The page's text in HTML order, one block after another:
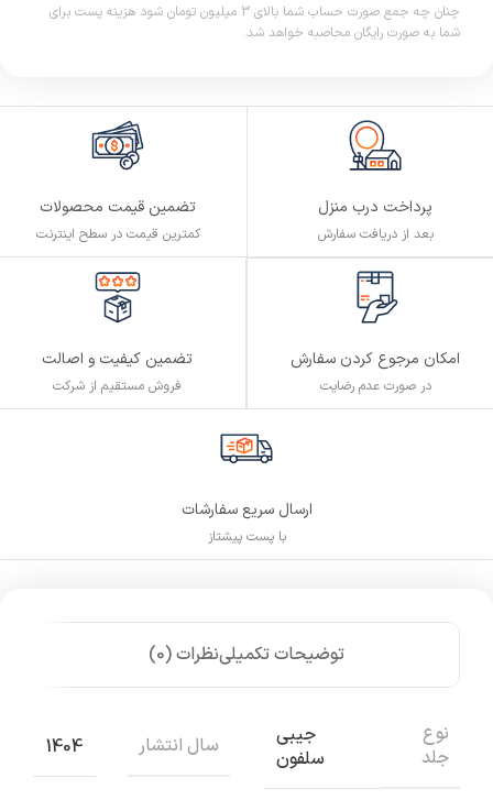
چنان چه جمع صورت حساب شما بالای 3 میلیون تومان شود هزینه پست برای
شما به صورت رایگان محاصبه خواهد شد.
پرداخت درب منزل
بعد از دریافت سفارش
تضمین قیمت محصولات
کمترین قیمت در سطح اینترنت
امکان مرجوع کردن سفارش
در صورت عدم رضایت
تضمین کیفیت و اصالت
فروش مستقیم از شرکت
ارسال سریع سفارشات
با پست پیشتاز
توضیحات تکمیلینظرات (0)
نوع
جلد
جیبی
سلفون
سال انتشار 1404